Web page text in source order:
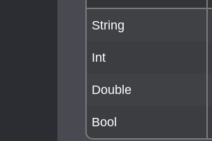
String
Int
Double
Bool